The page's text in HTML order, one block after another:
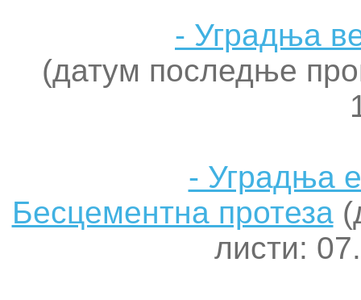
- Уградња
(датум последње
- Уградња
Бесцементна протеза
листи: